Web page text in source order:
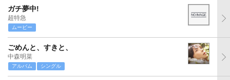
ガチ夢中!
超特急
ムービー
ごめんと、すきと、
中森明菜
アルバム シングル